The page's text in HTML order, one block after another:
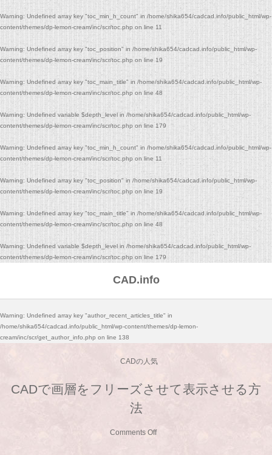
Warning: Undefined array key "toc_min_h_count" in /home/shika654/cadcad.info/public_html/wp-
content/themes/dp-lemon-cream/inc/scr/toc.php on line 11
Warning: Undefined array key "toc_position" in /home/shika654/cadcad.info/public_html/wp-
content/themes/dp-lemon-cream/inc/scr/toc.php on line 19
Warning: Undefined array key "toc_main_title" in /home/shika654/cadcad.info/public_html/wp-
content/themes/dp-lemon-cream/inc/scr/toc.php on line 48
Warning: Undefined variable $depth_level in /home/shika654/cadcad.info/public_html/wp-
content/themes/dp-lemon-cream/inc/scr/toc.php on line 179
Warning: Undefined array key "toc_min_h_count" in /home/shika654/cadcad.info/public_html/wp-
content/themes/dp-lemon-cream/inc/scr/toc.php on line11
Warning: Undefined array key "toc_position" in /home/shika654/cadcad.info/public_html/wp-
content/themes/dp-lemon-cream/inc/scr/toc.php on line 19
Warning: Undefined array key "toc_main_title" in /home/shika654/cadcad.info/public_html/wp-
content/themes/dp-lemon-cream/inc/scr/toc.php on line 48
Warning: Undefined variable $depth_level in /home/shika654/cadcad.info/public_html/wp-
content/themes/dp-lemon-cream/inc/scr/toc.php on line 179
CAD.info
Warning: Undefined array key "author_recent_articles_title" in
/home/shika654/cadcad.info/public_html/wp-content/themes/dp-lemon-
cream/inc/scr/get_author_info.php on line 138
CADの人気
CADで画層をフリーズさせて表示させる方
法
Comments Off